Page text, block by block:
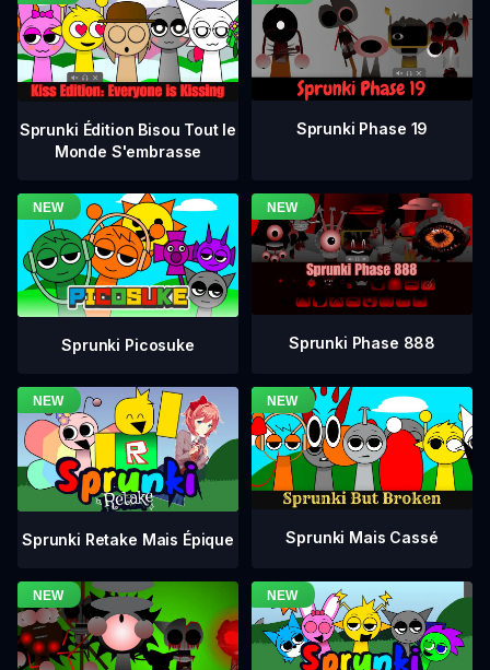
Sprunki Édition Bisou Tout le
Monde S'embrasse
Sprunki Phase 19
Sprunki Picosuke Sprunki Phase 888
Sprunki Retake Mais Épique Sprunki Mais Cassé